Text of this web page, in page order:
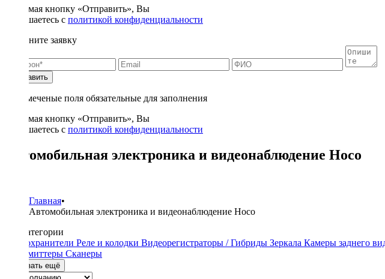
Нажимая кнопку «Отправить», Вы
соглашаетесь с политикой конфиденциальности
Заполните заявку
Отправить
* - отмеченые поля обязательные для заполнения
Нажимая кнопку «Отправить», Вы
соглашаетесь с политикой конфиденциальности
Автомобильная электроника и видеонаблюдение Hoco
Главная•
Автомобильная электроника и видеонаблюдение Hoco
Подкатегории
Предохранители Реле и колодки Видеорегистраторы / Гибриды Зеркала Камеры заднего
трансмиттеры Сканеры
Показать ещё